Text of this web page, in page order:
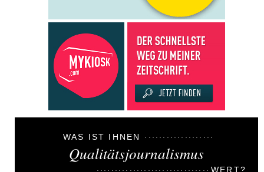
WAS IST IHNEN
Qualitätsjournalismus
WERT?